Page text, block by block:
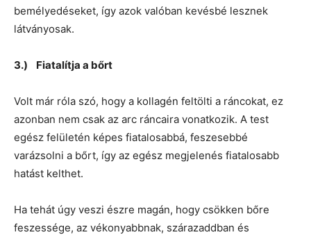
bemélyedéseket, így azok valóban kevésbé lesznek
látványosak.
3.) Fiatalítja a bőrt
Volt már róla szó, hogy a kollagén feltölti a ráncokat, ez
azonban nem csak az arc ráncaira vonatkozik. A test
egész felületén képes fiatalosabbá, feszesebbé
varázsolni a bőrt, így az egész megjelenés fiatalosabb
hatást kelthet.
Ha tehát úgy veszi észre magán, hogy csökken bőre
feszessége, az vékonyabbnak, szárazaddban és